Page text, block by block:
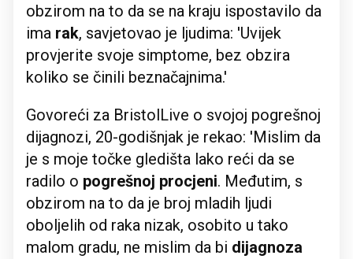
obzirom na to da se na kraju ispostavilo da
ima rak, savjetovao je ljudima: 'Uvijek
provjerite svoje simptome, bez obzira
koliko se činili beznačajnima.'
Govoreći za BristolLive o svojoj pogrešnoj
dijagnozi, 20-godišnjak je rekao: 'Mislim da
je s moje točke gledišta lako reći da se
radilo o pogrešnoj procjeni. Međutim, s
obzirom na to da je broj mladih ljudi
oboljelih od raka nizak, osobito u tako
malom gradu, ne mislim da bi dijagnoza